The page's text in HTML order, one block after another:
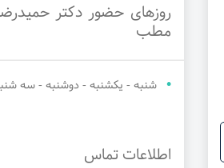
روزهای حضور دکتر
مطب
شنبه - یکشنبه - دوشنبه - سه
اطلاعات تماس